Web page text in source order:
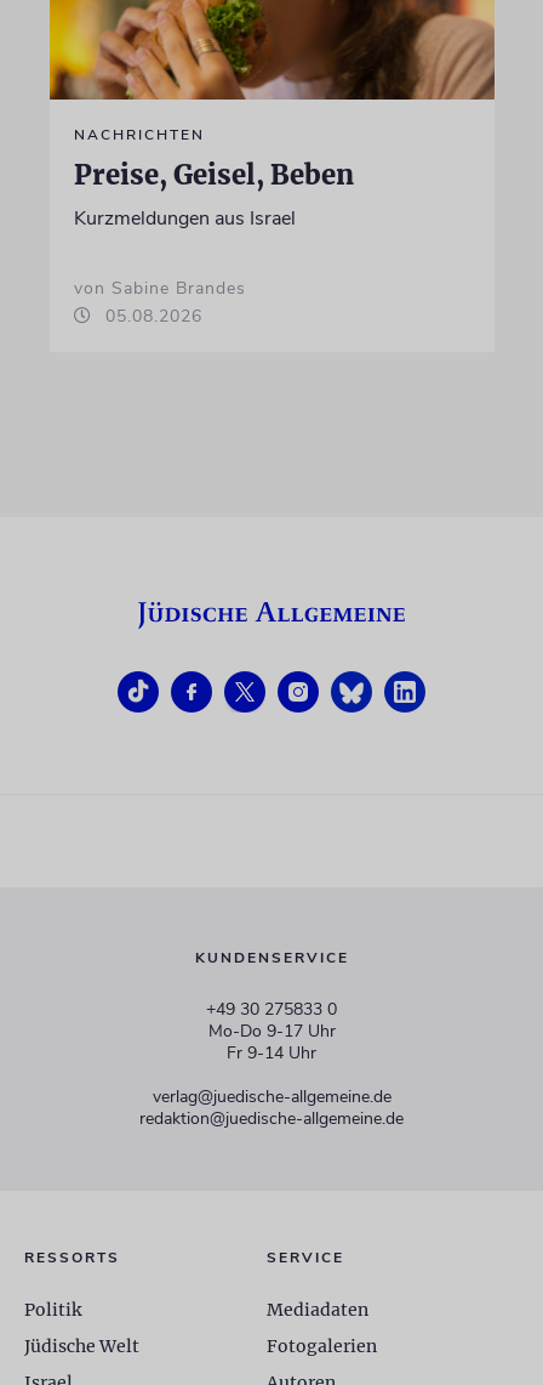
NACHRICHTEN
Preise, Geisel, Beben
Kurzmeldungen aus Israel
von Sabine Brandes
05.08.2026
KUNDENSERVICE
+49 30 275833 0
Mo-Do 9-17 Uhr
Fr 9-14 Uhr
verlag@juedische-allgemeine.de
redaktion@juedische-allgemeine.de
RESSORTS
Politik
Jüdische Welt
SERVICE
Mediadaten
Fotogalerien